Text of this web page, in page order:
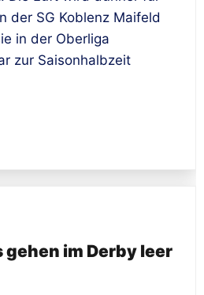
der SG Koblenz Maifeld
in der Oberliga
zur Saisonhalbzeit
im Derby leer